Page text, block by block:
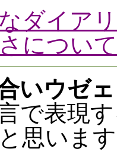
ダイア
について
いウゼ
で表現
思いま